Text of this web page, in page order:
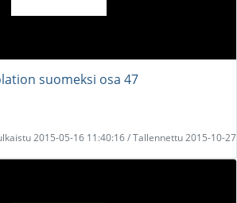
suomeksi osa 47
2015-05-16 11:40:16 / Tallennettu 2015-10-27